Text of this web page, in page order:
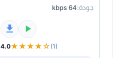
جودة:64 kbps
4.0★★★★☆ (1)